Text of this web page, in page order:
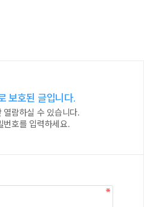
보호된 글입니다.
열람하실 수 있습니다.
번호를 입력하세요.